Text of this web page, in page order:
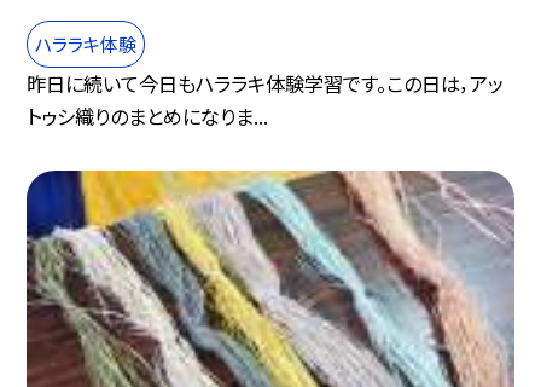
ハララキ体験
昨日に続いて今日もハララキ体験学習です。この日は，アッ
トゥシ織りのまとめになりま...